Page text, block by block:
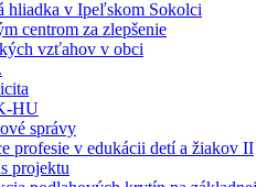
hliadka v Ipeľskom Sokolci
centrom za zlepšenie
vzťahov v obci
HU
správy
profesie v edukácii detí a žiakov II
projektu